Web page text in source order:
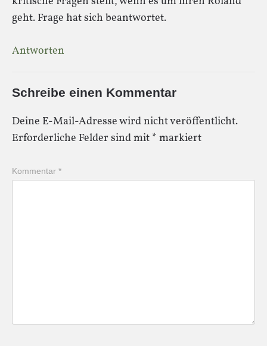
geht. Frage hat sich beantwortet.
Antworten
Schreibe einen Kommentar
Deine E-Mail-Adresse wird nicht veröffentlicht.
Erforderliche Felder sind mit * markiert
Kommentar *